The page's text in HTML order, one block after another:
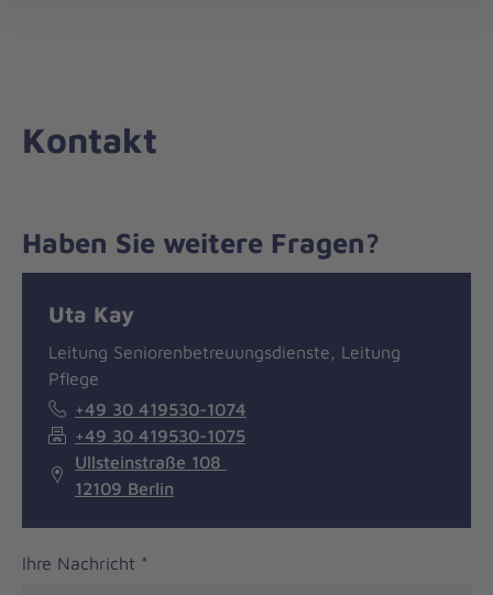
zum
Kontakt
Haben Sie weitere Fragen?
Uta Kay
Leitung Seniorenbetreuungsdienste, Leitung
Pflege
+49 30 419530-1074
+49 30 419530-1075
Ullsteinstraße 108
12109 Berlin
Ihre Nachricht *